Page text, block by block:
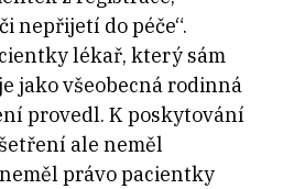
nepřijetí do péče“.
lékař, který sám
jako všeobecná rodinná
provedl. K poskytování
ale neměl
právo pacientky